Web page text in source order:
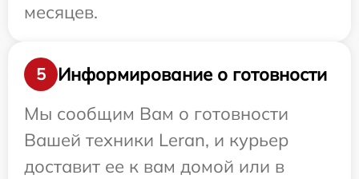
месяцев.
5
Информирование о готовности
Мы сообщим Вам о готовности
Вашей техники Leran, и курьер
доставит ее к вам домой или в